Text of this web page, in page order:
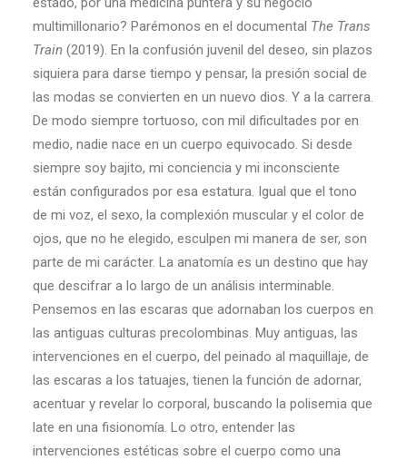
multimillonario? Parémonos en el documental The Trans
Train (2019). En la confusión juvenil del deseo, sin plazos
siquiera para darse tiempo y pensar, la presión social de
las modas se convierten en un nuevo dios. Y a la carrera.
De modo siempre tortuoso, con mil dificultades por en
medio, nadie nace en un cuerpo equivocado. Si desde
siempre soy bajito, mi conciencia y mi inconsciente
están configurados por esa estatura. Igual que el tono
de mi voz, el sexo, la complexión muscular y el color de
ojos, que no he elegido, esculpen mi manera de ser, son
parte de mi carácter. La anatomía es un destino que hay
que descifrar a lo largo de un análisis interminable.
Pensemos en las escaras que adornaban los cuerpos en
las antiguas culturas precolombinas. Muy antiguas, las
intervenciones en el cuerpo, del peinado al maquillaje, de
las escaras a los tatuajes, tienen la función de adornar,
acentuar y revelar lo corporal, buscando la polisemia que
late en una fisionomía. Lo otro, entender las
intervenciones estéticas sobre el cuerpo como una